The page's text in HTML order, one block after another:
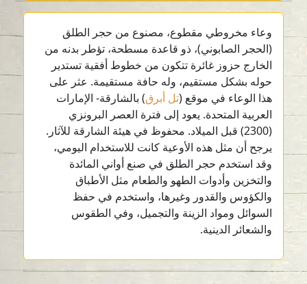
وعاء مخروطي مقطوع، مصنوع من حجر الطلق
(الحجر الصابوني)، ذو قاعدة مسطحة، تؤطر بدنه من
الخارج حزوز غائرة تتكون من خطوط أفقية تستدير
حوله بشكل مستقيم، وله حافة مستقيمة. عثر على
هذا الوعاء في موقع (تل أبرق) بالشارقة- الإمارات
العربية المتحدة. يعود إلى فترة العصر البرونزي
(2300) قبل الميلاد. محفوظ في هيئة الشارقة للآثار.
يرجح أن مثل هذه الأوعية كانت للاستخدام اليومي،
وقد استخدم حجر الطلق في صنع أواني المائدة
والتخزين وأدوات الطهو والطعام مثل الأطباق
والكؤوس والقدور وغيرها، واستخدم في حفظ
السوائل ومواد الزينة والتجميل، وفي الطقوس
والشعائر الدينية.